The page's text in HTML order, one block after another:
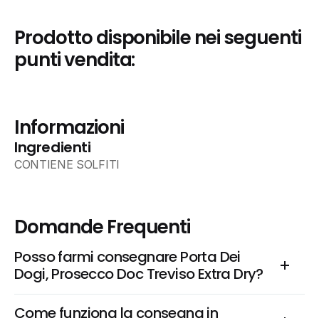
Prodotto disponibile nei seguenti
punti vendita:
Informazioni
Ingredienti
CONTIENE SOLFITI
Domande Frequenti
Posso farmi consegnare Porta Dei
Dogi, Prosecco Doc Treviso Extra Dry?
Come funziona la consegna in